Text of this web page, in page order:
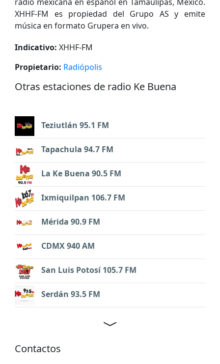
XHHF-FM es propiedad del Grupo AS y emite
música en formato Grupera en vivo.
Indicativo: XHHF-FM
Propietario: Radiópolis
Otras estaciones de radio Ke Buena
Teziutlán 95.1 FM
Tapachula 94.7 FM
La Ke Buena 90.5 FM
Ixmiquilpan 106.7 FM
Mérida 90.9 FM
CDMX 940 AM
San Luis Potosí 105.7 FM
Serdán 93.5 FM
Contactos